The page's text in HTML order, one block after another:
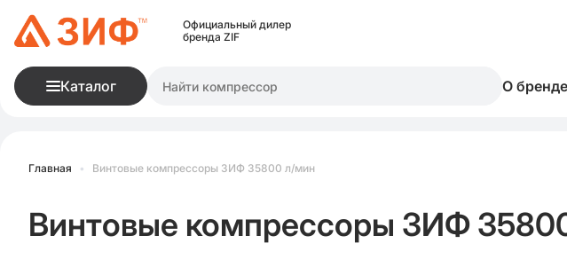
Официальный дилер
бренда ZIF
Каталог О бренде
Главная • Винтовые компрессоры ЗИФ 35800 л/мин
Винтовые компрессоры ЗИФ